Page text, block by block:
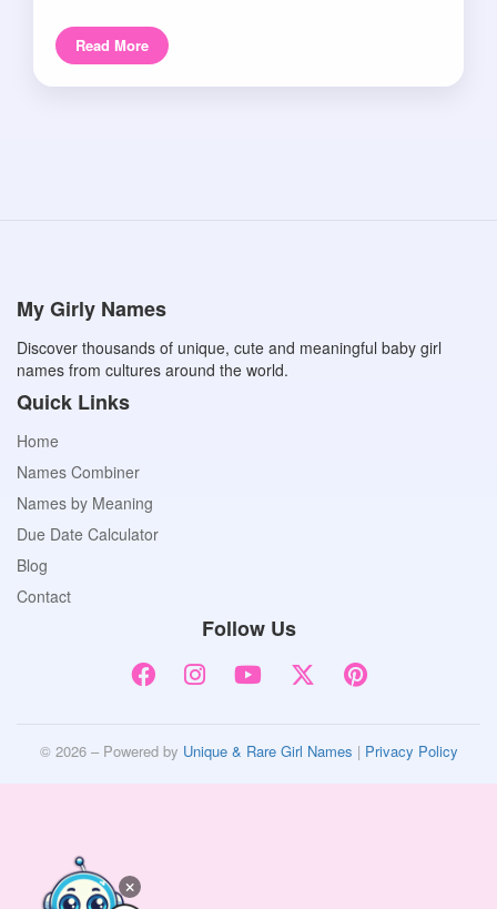
Read More
My Girly Names
Discover thousands of unique, cute and meaningful baby girl
names from cultures around the world.
Quick Links
Home
Names Combiner
Names by Meaning
Due Date Calculator
Blog
Contact
Follow Us
© 2026 – Powered by Unique & Rare Girl Names | Privacy Policy